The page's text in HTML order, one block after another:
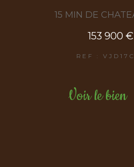
15 MIN DE
153 900 €
REF :
Voir le bien